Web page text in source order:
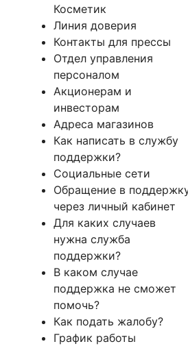
Косметик
Линия доверия
Контакты для прессы
Отдел управления
персоналом
Акционерам и
инвесторам
Адреса магазинов
Как написать в службу
поддержки?
Социальные сети
Обращение в
через личный кабинет
Для каких случаев
нужна служба
поддержки?
В каком случае
поддержка не сможет
помочь?
Как подать жалобу?
График работы